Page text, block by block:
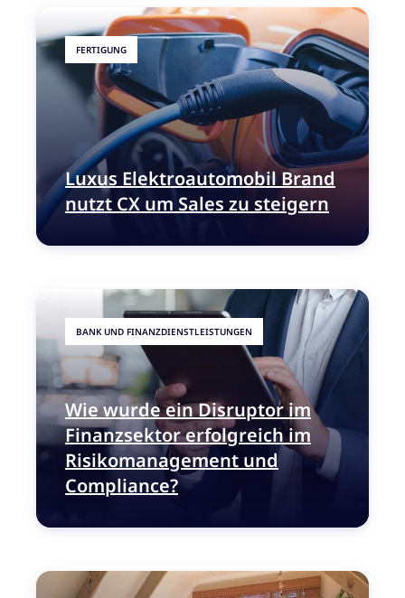
FERTIGUNG
Luxus Elektroautomobil Brand
nutzt CX um Sales zu steigern
BANK UND FINANZDIENSTLEISTUNGEN
Wie wurde ein Disruptor im
Finanzsektor erfolgreich im
Risikomanagement und
Compliance?